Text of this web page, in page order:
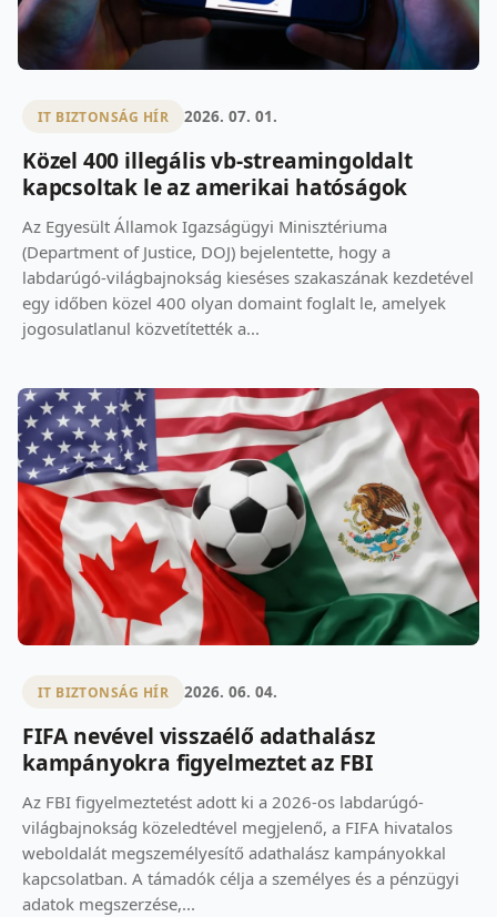
IT BIZTONSÁG HÍR 2026. 07. 01.
Közel 400 illegális vb-streamingoldalt
kapcsoltak le az amerikai hatóságok
Az Egyesült Államok Igazságügyi Minisztériuma
(Department of Justice, DOJ) bejelentette, hogy a
labdarúgó-világbajnokság kieséses szakaszának kezdetével
egy időben közel 400 olyan domaint foglalt le, amelyek
jogosulatlanul közvetítették a...
IT BIZTONSÁG HÍR 2026. 06. 04.
FIFA nevével visszaélő adathalász
kampányokra figyelmeztet az FBI
Az FBI figyelmeztetést adott ki a 2026-os labdarúgó-
világbajnokság közeledtével megjelenő, a FIFA hivatalos
weboldalát megszemélyesítő adathalász kampányokkal
kapcsolatban. A támadók célja a személyes és a pénzügyi
adatok megszerzése,...